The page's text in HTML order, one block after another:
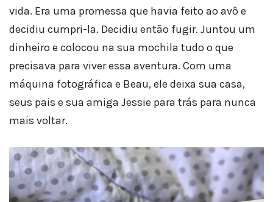
vida. Era uma promessa que havia feito ao avô e
decidiu cumpri-la. Decidiu então fugir. Juntou um
dinheiro e colocou na sua mochila tudo o que
precisava para viver essa aventura. Com uma
máquina fotográfica e Beau, ele deixa sua casa,
seus pais e sua amiga Jessie para trás para nunca
mais voltar.